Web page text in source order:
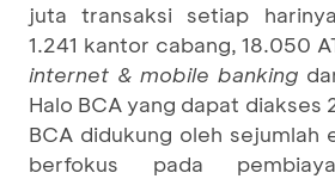
juta transaksi setiap
1.241 kantor cabang, 18.050
internet & mobile banking
Halo BCA yang dapat diakses
BCA didukung oleh sejumlah
berfokus pada